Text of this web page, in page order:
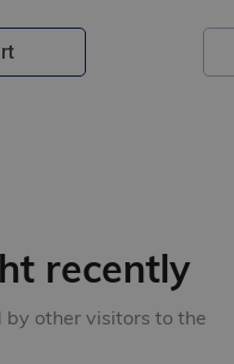
recently
by other visitors to the